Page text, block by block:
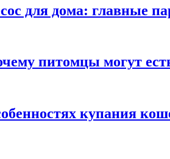
для дома: главные
питомцы могут
купания